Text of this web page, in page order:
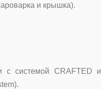
и крышка).
с системой CRAFTED и